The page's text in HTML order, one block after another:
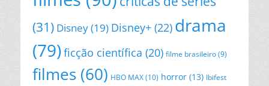
(31) Disney(19) Disney+ (22) drama
(79)ficção científica (20) filme brasileiro (9)
filmes (60) HBO MAX(10) horror (13) Ibifest